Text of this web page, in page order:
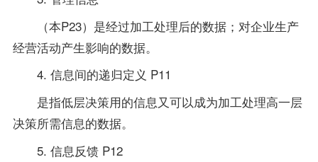
（本P23）是经过加工处理后的数据；对企业生产
经营活动产生影响的数据。
4. 信息间的递归定义 P11
是指低层决策用的信息又可以成为加工处理高一层
决策所需信息的数据。
5. 信息反馈 P12